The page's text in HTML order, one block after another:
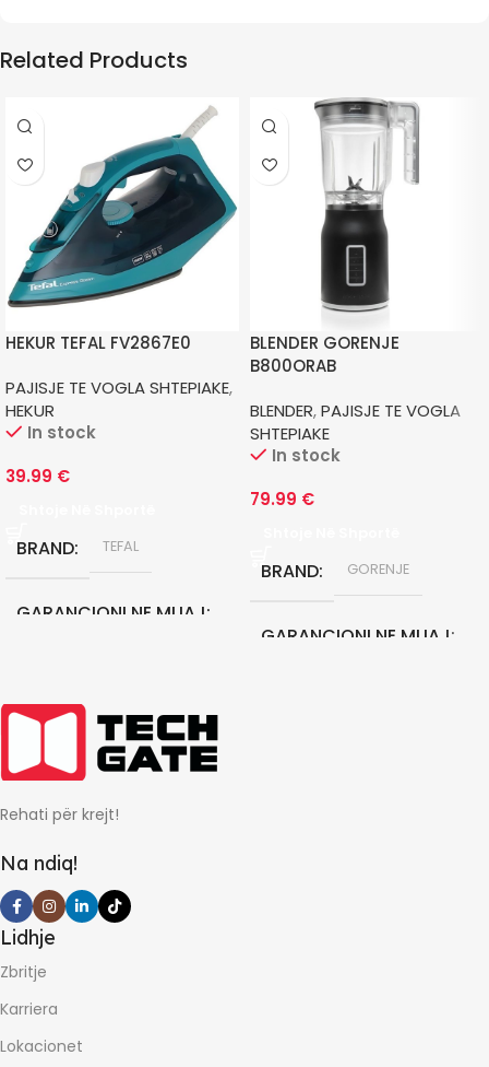
Related Products
HEKUR TEFAL FV2867E0
PAJISJE TE VOGLA SHTEPIAKE,
HEKUR
In stock
39.99 €
BRAND TEFAL
GARANCIONI NE MUAJ
BLENDER GORENJE
B800ORAB
BLENDER,PAJISJE TE VOGLA
SHTEPIAKE
In stock
79.99 €
BRAND GORENJE
GARANCIONI NE MUAJ
Rehati për krejt!
Na ndiq!
Lidhje
Zbritje
Karriera
Lokacionet